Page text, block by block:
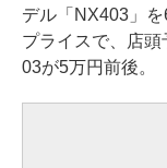
デル「NX403」
プライスで、店
03が5万円前後。